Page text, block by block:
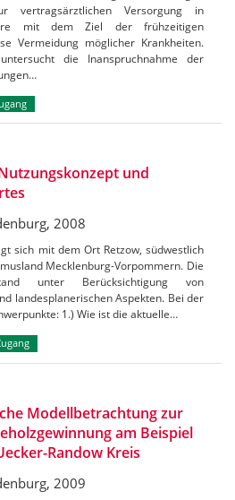
vertragsärztlichen Versorgung in
mit dem Ziel der frühzeitigen
Vermeidung möglicher Krankheiten.
die Inanspruchnahme der
und
2008
sich mit dem Ort Retzow, südwestlich
Mecklenburg-Vorpommern. Die
unter Berücksichtigung von
landesplanerischen Aspekten. Bei der
1.) Wie ist die aktuelle…
Modellbetrachtung zur
am Beispiel
Randow Kreis
2009